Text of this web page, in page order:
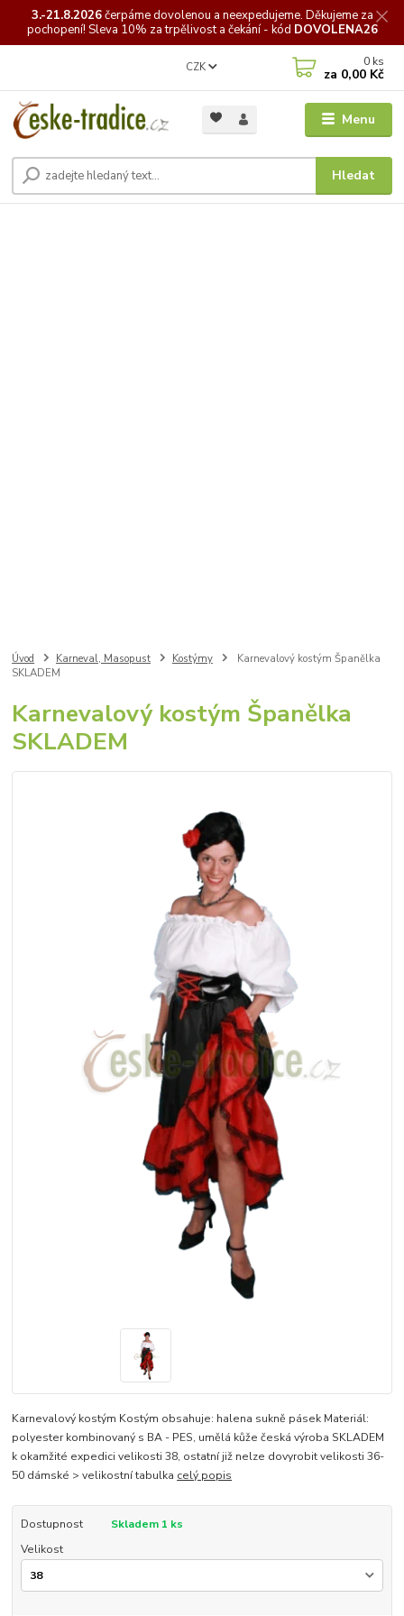
3.-21.8.2026čerpámedovolenou a neexpedujeme. Děkujeme za
pochopení! Sleva 10% za trpělivost a čekání - kód DOVOLENA26
Menu
CZK
Hledat
0 ks
za 0,00 Kč
Úvod Karneval, Masopust Kostýmy
Karnevalový kostým Španělka
SKLADEM
Karnevalový kostým Španělka
SKLADEM
Karnevalový kostým Kostým obsahuje: halena sukně pásek Materiál:
polyester kombinovaný s BA - PES, umělá kůže česká výroba SKLADEM
k okamžité expedici velikosti 38, ostatní již nelze dovyrobit velikosti 36-
50 dámské > velikostní tabulka celý popis
Dostupnost
Skladem 1 ks
Velikost